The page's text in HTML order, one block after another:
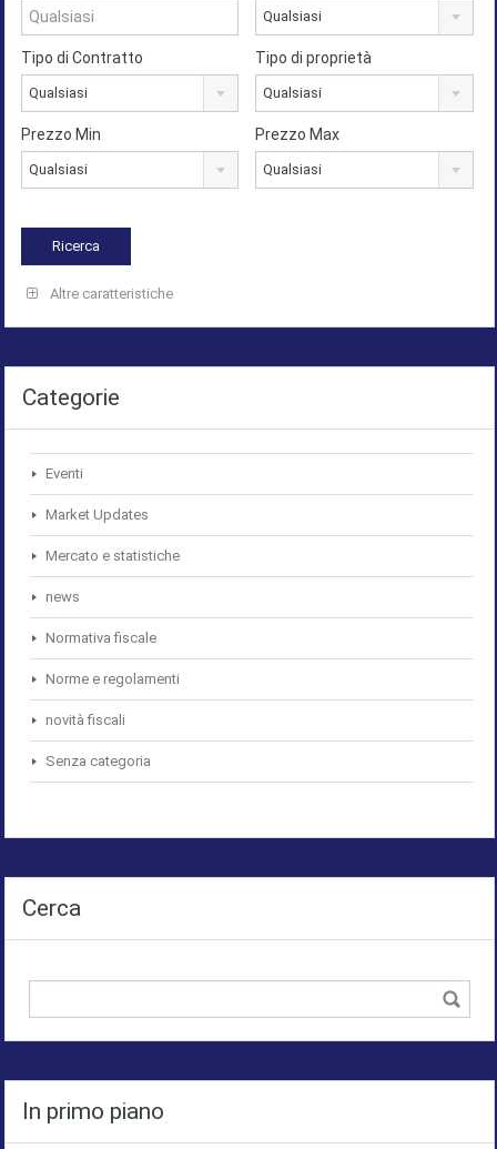
Qualsiasi
Tipo di Contratto
Qualsiasi
Tipo di proprietà
Qualsiasi
Prezzo Min
Qualsiasi
Prezzo Max
Qualsiasi
Altre caratteristiche
Categorie
Eventi
Market Updates
Mercato e statistiche
news
Normativa fiscale
Norme e regolamenti
novità fiscali
Senza categoria
Cerca
In primo piano